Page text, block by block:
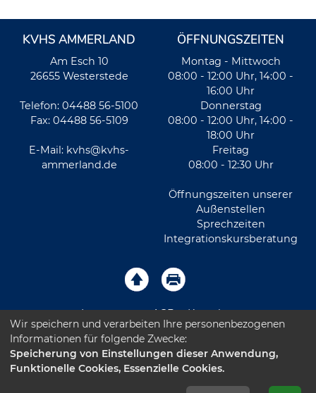
KVHS AMMERLAND
Am Esch 10
26655 Westerstede
Telefon: 04488 56-5100
Fax: 04488 56-5109
E-Mail: kvhs@kvhs-
ammerland.de
ÖFFNUNGSZEITEN
Montag - Mittwoch
08:00 - 12:00 Uhr, 14:00 -
16:00 Uhr
Donnerstag
08:00 - 12:00 Uhr, 14:00 -
18:00 Uhr
Freitag
08:00 - 12:30 Uhr
Öffnungszeiten unserer
Außenstellen
Sprechzeiten
Integrationskursberatung
Impressum AGB Kontakt
Sitemap Datenschutz Leichte Sprache
Barrierefreiheitserklärung
Wir speichern und verarbeiten Ihre personenbezogenen
Informationen für folgende Zwecke:
Speicherung von Einstellungen dieser Anwendung,
Funktionelle Cookies, Essenzielle Cookies.